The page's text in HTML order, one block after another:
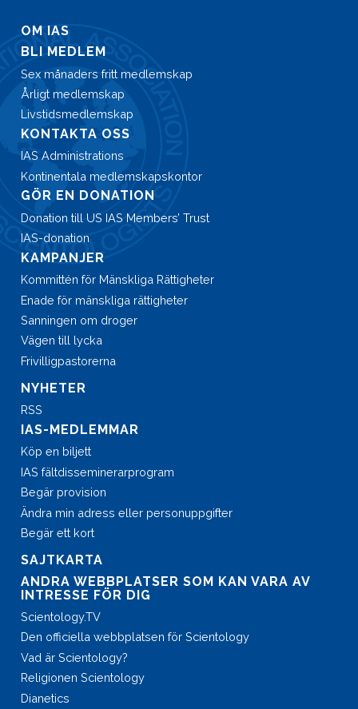
OM IAS
BLI MEDLEM
Sex månaders fritt medlemskap
Årligt medlemskap
Livstidsmedlemskap
KONTAKTA OSS
IAS Administrations
Kontinentala medlemskapskontor
GÖR EN DONATION
Donation till US IAS Members’ Trust
IAS-donation
KAMPANJER
Kommittén för Mänskliga Rättigheter
Enade för mänskliga rättigheter
Sanningen om droger
Vägen till lycka
Frivilligpastorerna
NYHETER
RSS
IAS-MEDLEMMAR
Köp en biljett
IAS fältdisseminerar­program
Begär provision
Ändra min adress eller personuppgifter
Begär ett kort
SAJTKARTA
ANDRA WEBBPLATSER SOM KAN VARA AV
INTRESSE FÖR DIG
Scientology.TV
Den officiella webbplatsen för Scientology
Vad är Scientology?
Religionen Scientology
Dianetics